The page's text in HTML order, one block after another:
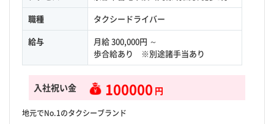
職種
タクシードライバー
給与
月給 300,000円 ～
歩合給あり ※別途諸手当あり
入社祝い金 100000 円
地元でNo.1のタクシーブランド